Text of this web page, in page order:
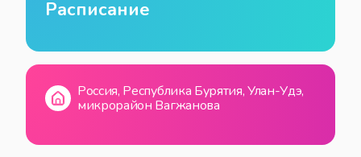
Расписание
Россия, Республика Бурятия, Улан-Удэ,
микрорайон Вагжанова